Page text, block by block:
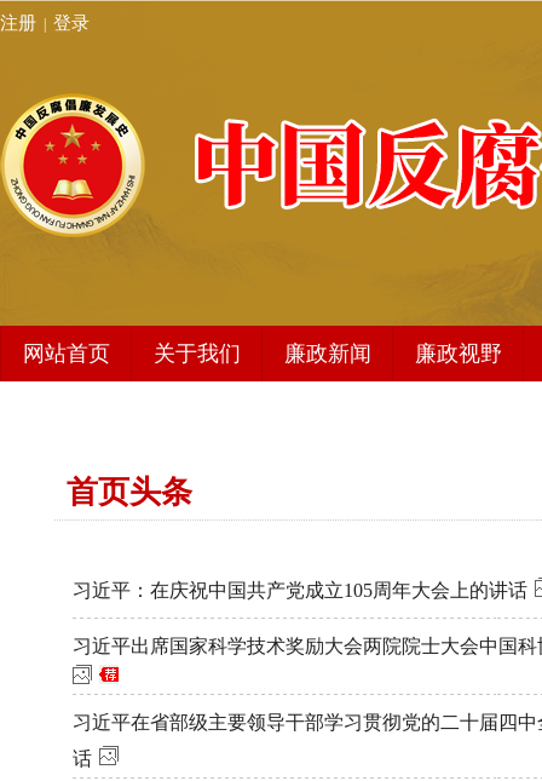
注册 登录
网站首页 关于我们
编委会架构
读者服务部
征稿启事
法治文化共建
廉政新闻 廉政视野
首页头条
习近平：在庆祝中国共产党成立105周年大会上的讲话
习近平出席国家科学技术奖励大会两院院士大会中国
习近平在省部级主要领导干部学习贯彻党的二十届四
话